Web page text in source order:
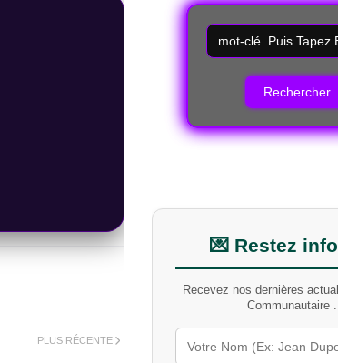
PLUS RÉCENTE
R
e
c
m
o
t
-
l
é
💌 Restez
Recevez nos dernières
Communautaire